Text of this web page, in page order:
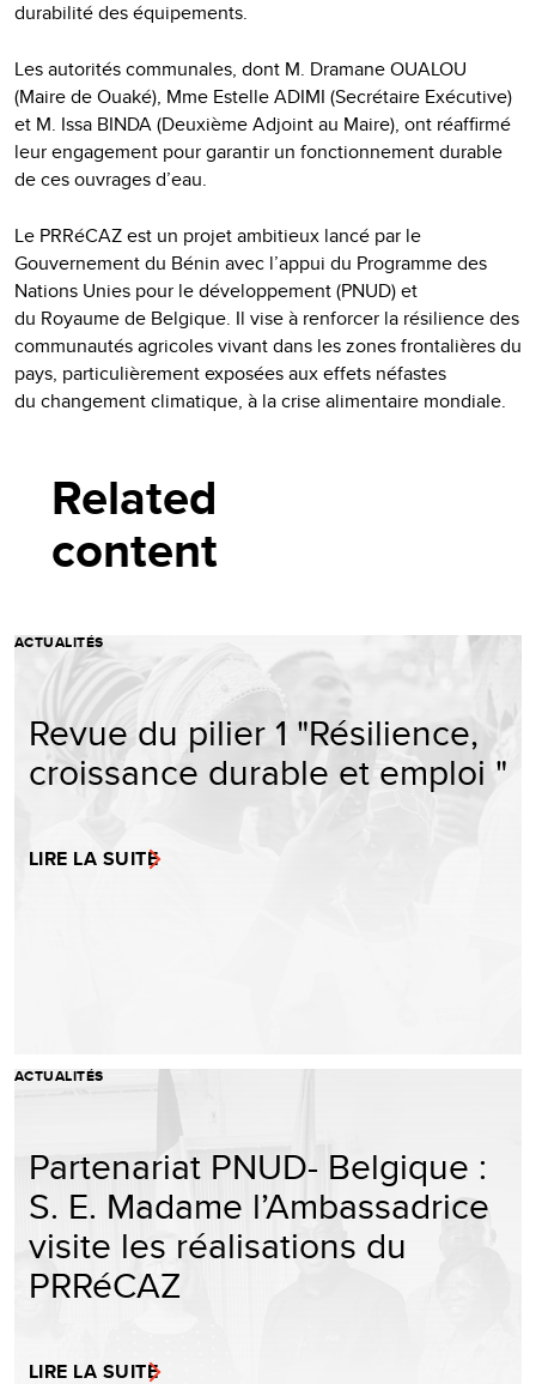
durabilité des équipements.
Les autorités communales, dont M. Dramane OUALOU
(Maire de Ouaké), Mme Estelle ADIMI (Secrétaire Exécutive)
et M. Issa BINDA (Deuxième Adjoint au Maire), ont réaffirmé
leur engagement pour garantir un fonctionnement durable
de ces ouvrages d’eau.
Le PRRéCAZ est un projet ambitieux lancé par le
Gouvernement du Bénin avec l’appui du Programme des
Nations Unies pour le développement (PNUD) et
du Royaume de Belgique. Il vise à renforcer la résilience des
communautés agricoles vivant dans les zones frontalières du
pays, particulièrement exposées aux effets néfastes
du changement climatique, à la crise alimentaire mondiale.
Related
content
ACTUALITÉS
Revue du pilier 1 "Résilience,
croissance durable et emploi "
LIRE LA SUITE
ACTUALITÉS
Partenariat PNUD- Belgique :
S. E. Madame l’Ambassadrice
visite les réalisations du
PRRéCAZ
LIRE LA SUITE